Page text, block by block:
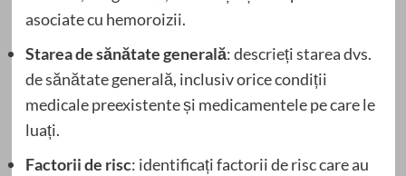
asociate cu hemoroizii.
Starea de sănătate generală: descrieți starea dvs.
de sănătate generală, inclusiv orice condiții
medicale preexistente și medicamentele pe care le
luați.
Factorii de risc: identificați factorii de risc care au